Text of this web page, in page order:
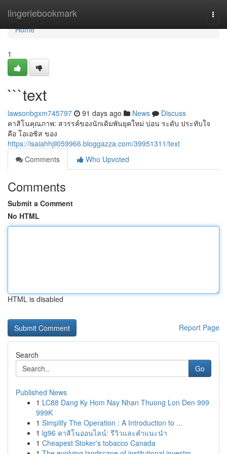
lingeriebookmark
Home
Home
1
```text
lawsonbgxm745797 91 days ago News
Discuss
คาสิโนคุณภาพ: สวรรค์ของนักเดิมพันยุคใหม่ บ่อน ระดับ ประทับใจ
คือ โอเอซิส ของ
https://isaiahhjil059966.bloggazza.com/39951311/text
Comments
Who Upvoted
Comments
Submit a Comment
No HTML
HTML is disabled
Report Page
Search
Go
Published News
1 LC88 Dang Ky Hom Nay Nhan Thuong Lon Den 999
999K
1 Simplify The Operation : A Introduction to ...
1 lg96 คาสิโนออนไลน์: รีวิวและคำแนะนำ
1 Cheapest Stoker's tobacco Canada